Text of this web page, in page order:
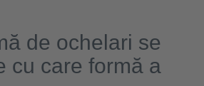
de ochelari se
cu care formă a